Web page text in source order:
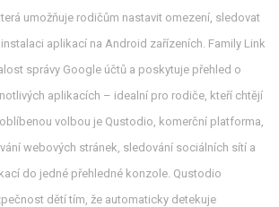
umožňuje rodičům nastavit omezení, sledovat
aplikací na Android zařízeních. Family Link
správy Google účtů a poskytuje přehled o
aplikacích – idealní pro rodiče, kteří chtějí
volbou je Qustodio, komerční platforma,
webových stránek, sledování sociálních sítí a
do jedné přehledné konzole. Qustodio
dětí tím, že automaticky detekuje